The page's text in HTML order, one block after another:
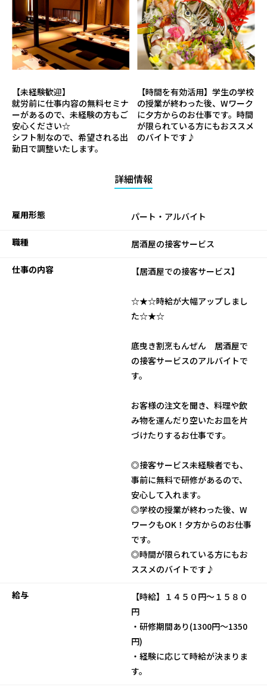
【未経験歓迎】
就労前に仕事内容の無料セミナ
ーがあるので、未経験の方もご
安心ください☆
シフト制なので、希望される出
勤日で調整いたします。
【時間を有効活用】学生の学校
の授業が終わった後、Wワーク
に夕方からのお仕事です。時間
が限られている方にもおススメ
のバイトです♪
詳細情報
雇用形態 パート・アルバイト
職種 居酒屋の接客サービス
仕事の内容 【居酒屋での接客サービス】
☆★☆時給が大幅アップしまし
た☆★☆
底曳き割烹もんぜん 居酒屋で
の接客サービスのアルバイトで
す。
お客様の注文を聞き、料理や飲
み物を運んだり空いたお皿を片
づけたりするお仕事です。
◎接客サービス未経験者でも、
事前に無料で研修があるので、
安心して入れます。
◎学校の授業が終わった後、W
ワークもOK！夕方からのお仕事
です。
◎時間が限られている方にもお
ススメのバイトです♪
給与
【時給】１４５０円～１５８０
円
・研修期間あり(1300円～1350
円)
・経験に応じて時給が決まりま
す。